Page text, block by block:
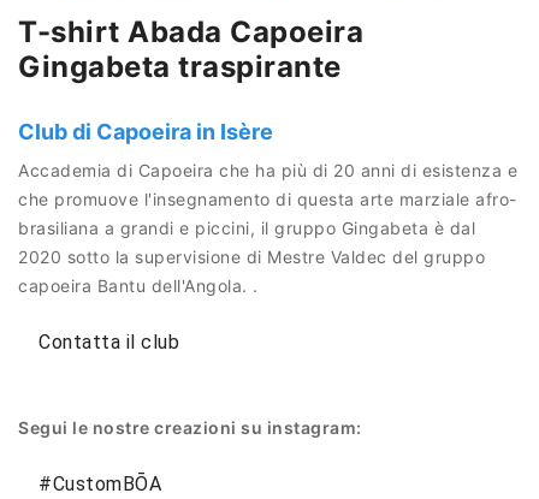
T-shirt Abada Capoeira
Gingabeta traspirante
Club di Capoeira in Isère
Accademia di Capoeira che ha più di 20 anni di esistenza e
che promuove l'insegnamento di questa arte marziale afro-
brasiliana a grandi e piccini, il gruppo Gingabeta è dal
2020 sotto la supervisione di Mestre Valdec del gruppo
capoeira Bantu dell'Angola. .
Contatta il club
Segui le nostre creazioni su instagram:
#CustomBŌA